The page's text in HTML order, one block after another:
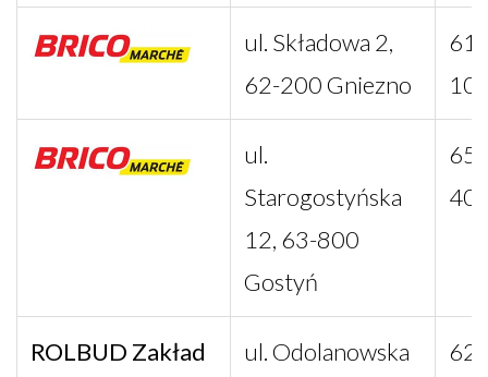
ul. Składowa 2,
62-200 Gniezno
61
10
ul.
Starogostyńska
12, 63-800
Gostyń
65
40
ROLBUD Zakład
ul. Odolanowska
62